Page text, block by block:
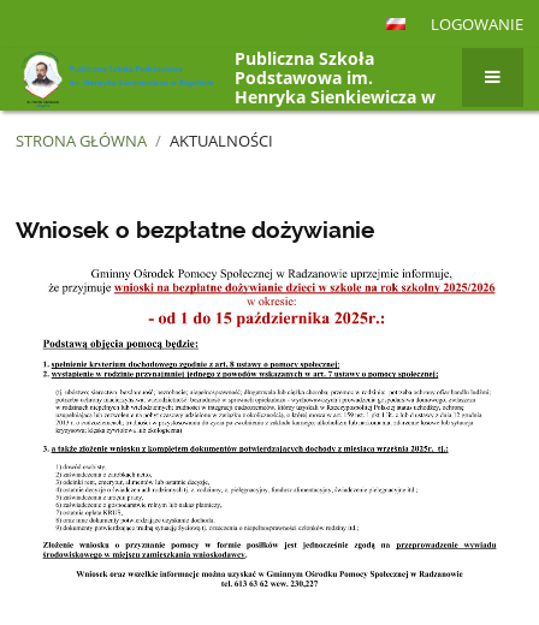
LOGOWANIE
Publiczna Szkoła
Podstawowa im.
Henryka Sienkiewicza w
Rogolinie, Rogolin 4a,
26-807 Radzanów
STRONA GŁÓWNA / AKTUALNOŚCI
Wniosek o bezpłatne dożywianie